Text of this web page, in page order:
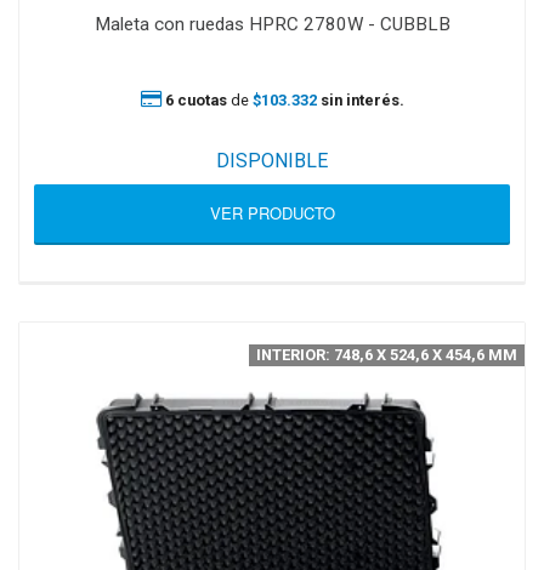
Maleta con ruedas HPRC 2780W - CUBBLB
6 cuotasde $103.332 sin interés.
DISPONIBLE
VER PRODUCTO
INTERIOR: 748,6 X 524,6 X 454,6 MM